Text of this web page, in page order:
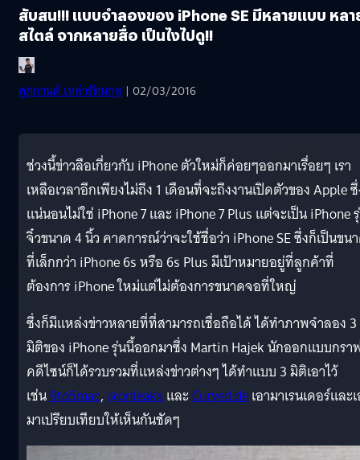
สับสน!!! แบบจำลองของ iPhone SE มีหลายแบบ หลา
สไตล์ จากหลายสื่อ เป็นไงไปดู!!
ศุภกานต์ เหล่ารัตนกุล | 02/03/2016
ช่วงนี้ข่าวลือเกี่ยวกับ iPhone ตัวใหม่ก็ค่อยๆออกมาเรื่อยๆ เรา
เหลือเวลาอีกเพียงไม่ถึง 1 เดือนที่จะถึงงานเปิดตัวของ Apple
แน่นอนไม่ใช่ iPhone 7 และ iPhone 7 Plus แต่จะเป็น iPhone
จิ๋วขนาด 4 นิ้ว คาดการณ์ว่าจะใช้ชื่อว่า iPhone SE ซึ่งก็เป็นขน
ที่เล็กกว่า iPhone 6s หรือ 6s Plus มีเป้าหมายอยู่ที่ลูกค้าที่
ต้องการ iPhone ใหม่แต่ไม่ต้องการขนาดจอที่ใหญ่
ซึ่งก็มีแหล่งข่าวหลายที่ที่สามารถเชื่อถือได้ ได้ทำภาพจำลอง 3
มิติของ iPhone รุ่นนี้ออกมาซึ่ง Martin Hajek นักออกแบบกร
คดีไซน์ก็ได้รวบรวมที่แหล่งข่าวต่างๆ ได้ทำแบบ 3 มิติเอาไว้
เช่น9to5mac, @onleaksและCurved.deเอามาเรนเดอร์และ
มาเปรียบเทียบให้เห็นกันชัดๆ